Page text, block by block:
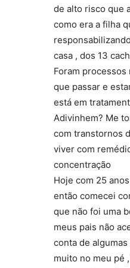
de alto risco que
como era a filha
casa , dos 13
Foram
que passar e
está em
Adivinhem? Me
com transtornos
viver com
concentração
Hoje com 25
então comecei
que não foi uma
meus pais não
conta de
muito no meu pé